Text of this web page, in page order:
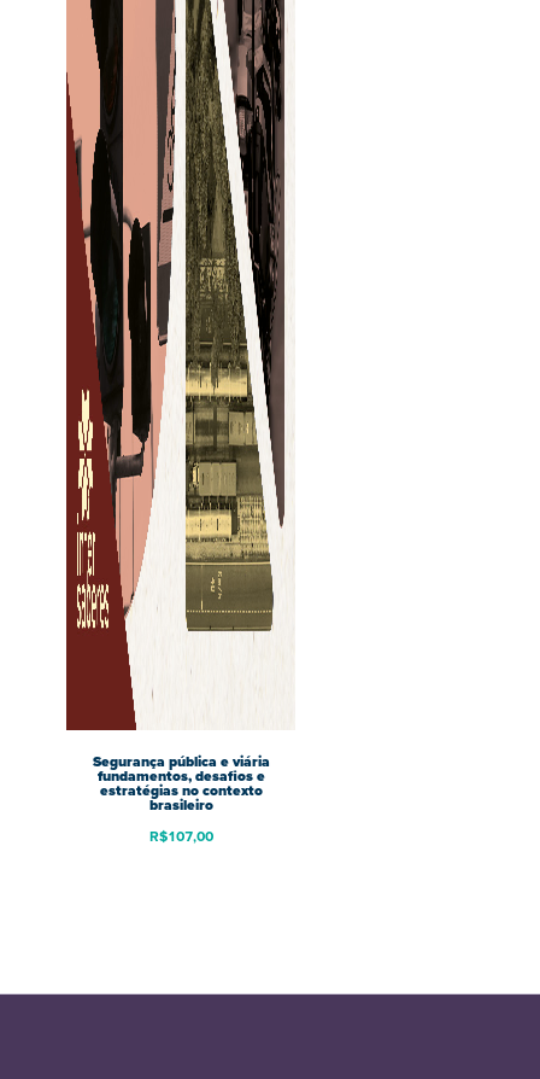
Segurança pública e viária
fundamentos, desafios e
estratégias no contexto
brasileiro
R$107,00